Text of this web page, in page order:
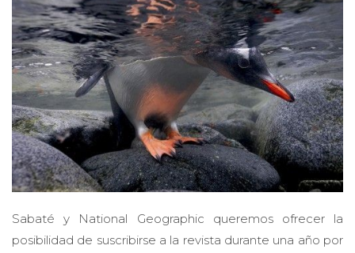
Sabaté y National Geographic queremos ofrecer la
posibilidad de suscribirse a la revista durante una año por